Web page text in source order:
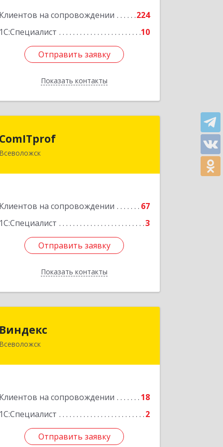
Клиентов на сопровождении
224
1С:Специалист
10
Отправить заявку
Показать контакты
Отправить заявку
Назад
ComITprof
Всеволожск
Клиентов на сопровождении
67
1С:Специалист
3
Отправить заявку
Показать контакты
Подробнее
Отправить заявку
Назад
Виндекс
Всеволожск
Клиентов на сопровождении
18
1С:Специалист
2
Отправить заявку
Отправить заявку